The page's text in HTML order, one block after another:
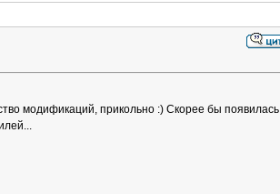
модификаций, прикольно :) Скорее бы появилась